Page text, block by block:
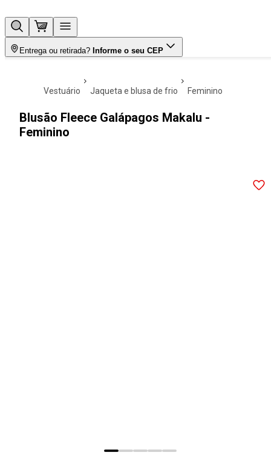
Entrega ou retirada? Informe o seu CEP
vestuário jaqueta e blusa de frio feminino
Blusão Fleece Galápagos Makalu -
Feminino